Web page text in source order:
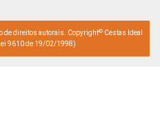
de direitos autorais. Copyright© Cestas Ideal
9610 de 19/02/1998)